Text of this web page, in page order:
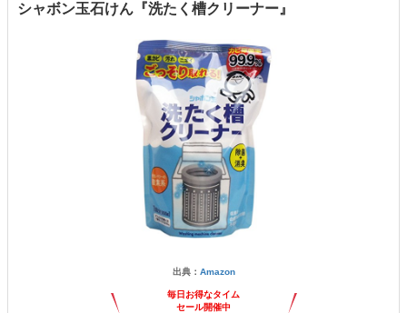
シャボン玉石けん『洗たく槽クリーナー』
出典： Amazon
毎日お得なタイム
セール開催中